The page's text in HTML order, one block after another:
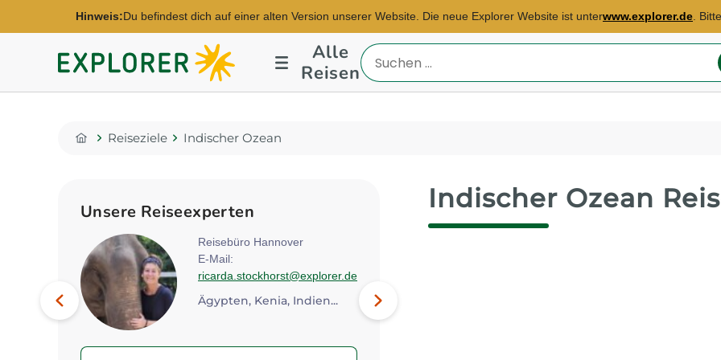
Hinweis:Du befindest dich auf einer alten Version unserer Website. Die neue Explorer Website ist unterwww.explorer.de .
Explorer
Fernreisen
Alle
Reisen
Reiseland
eingeben
Home
Reiseziele Indischer Ozean
Indischer Ozean
Unsere Reiseexperten
Reisebüro Hannover
E-Mail:
ricarda.stockhorst@explorer.de
Ägypten, Kenia, Indien...
Nächstes
Bild